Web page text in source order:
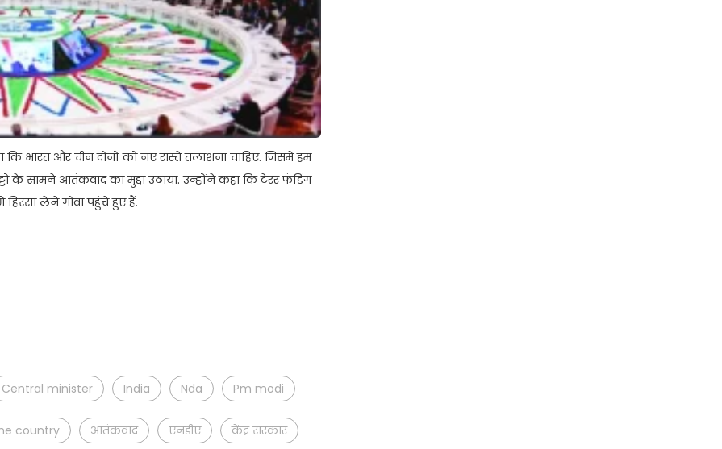
भारत और चीन दोनों को नए रास्ते तलाशना चाहिए. जिसमें हम
के सामने आतंकवाद का मुद्दा उठाया. उन्होंने कहा कि टेरर फंडिंग
हिस्सा लेने गोवा पहुंचे हुए हैं.
Central minister India Nda Pm modi
country आतंकवाद एनडीए केंद्र सरकार